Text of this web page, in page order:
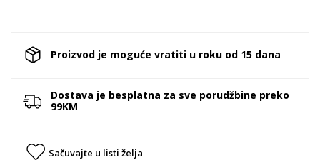
Proizvod je moguće vratiti u roku od 15 dana
Dostava je besplatna za sve porudžbine preko
99KM
Sačuvajte u listi želja